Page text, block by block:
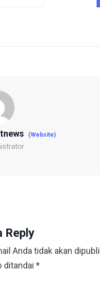
(Website)
Reply
Anda tidak akan
ditandai *